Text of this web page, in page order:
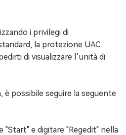
i privilegi di
la protezione UAC
di visualizzare l’unità di
è possibile seguire la seguente
"Start" e digitare "Regedit" nella